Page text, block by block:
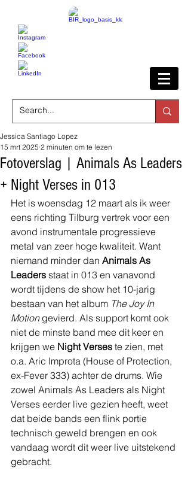
Fotoverslag | Animals As Leaders
+ Night Verses in 013
Jessica Santiago Lopez
15 mrt 2025 2 minuten om te lezen
Het is woensdag 12 maart als ik weer
eens richting Tilburg vertrek voor een
avond instrumentale progressieve
metal van zeer hoge kwaliteit. Want
niemand minder dan Animals As
Leaders staat in 013 en vanavond
wordt tijdens de show het 10-jarig
bestaan van het album The Joy In
Motion gevierd. Als support komt ook
niet de minste band mee dit keer en
krijgen we Night Verses te zien, met
o.a. Aric Improta (House of Protection,
ex-Fever 333) achter de drums. Wie
zowel Animals As Leaders als Night
Verses eerder live gezien heeft, weet
dat beide bands een flink portie
technisch geweld brengen en ook
vandaag wordt dit weer live uitstekend
gebracht.